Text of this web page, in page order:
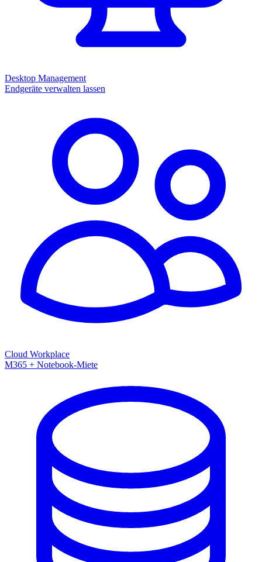
Desktop Management
Endgeräte verwalten lassen
Cloud Workplace
M365 + Notebook-Miete